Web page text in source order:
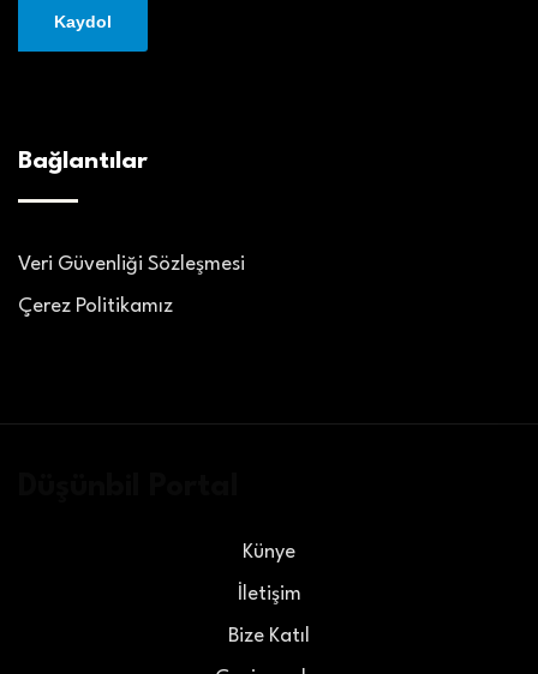
Bağlantılar
Veri Güvenliği Sözleşmesi
Çerez Politikamız
Künye
İletişim
Bize Katıl